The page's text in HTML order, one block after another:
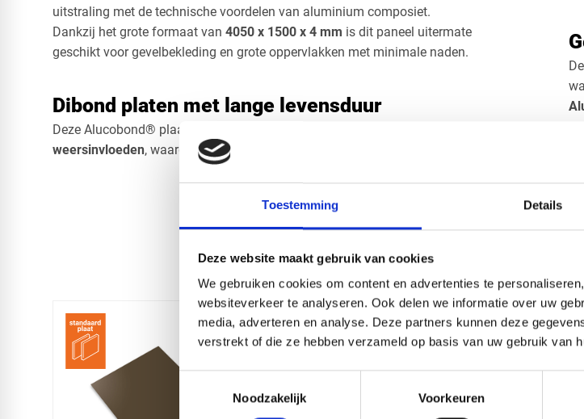
Toestemming Details
Deze website maakt gebruik van cookies
We gebruiken cookies om content en advertenties te
websiteverkeer te analyseren. Ook delen we informatie over uw
media, adverteren en analyse. Deze partners kunnen deze
verstrekt of die ze hebben verzameld op basis van uw gebruik van
Noodzakelijk
Voorkeuren
uitstraling met de technische voordelen van aluminium composiet.
Dankzij het grote formaat van 4050 x 1500 x 4 mm is dit paneel uitermate
geschikt voor gevelbekleding en grote oppervlakken met minimale naden.
Dibond platen met lange levensduur
Deze Alucobond® plaat is
weersinvloeden, waardoor hij perfect geschikt is voor langdurig buitengebruik.
Handig om er